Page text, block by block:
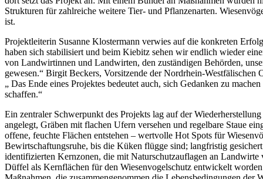
Strukturen für zahlreiche weitere Tier- und Pflanzenarten.
ist.
Projektleiterin Susanne Klostermann verwies auf die konkreten
haben sich stabilisiert und beim Kiebitz sehen wir endlich wieder
von Landwirtinnen und Landwirten, den zuständigen Behörden,
gewesen.“ Birgit Beckers, Vorsitzende der Nordrhein-
„ Das Ende eines Projektes bedeutet auch, sich Gedanken zu
schaffen.“
Ein zentraler Schwerpunkt des Projekts lag auf der
angelegt, Gräben mit flachen Ufern versehen und regelbare Staue
offene, feuchte Flächen entstehen – wertvolle Hot Spots für
Bewirtschaftungsruhe, bis die Küken flügge sind; langfristig
identifizierten Kernzonen, die mit Naturschutzauflagen an
Düffel als Kernflächen für den Wiesenvogelschutz entwickelt